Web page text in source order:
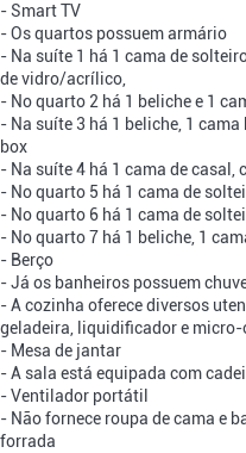
- Smart TV
- Os quartos possuem armário
- Na suíte 1 há 1 cama de
de vidro/acrílico,
- No quarto 2 há 1 beliche e 1
- Na suíte 3 há 1 beliche, 1
box
- Na suíte 4 há 1 cama de casal,
- No quarto 5 há 1 cama de
- No quarto 6 há 1 cama de
- No quarto 7 há 1 beliche, 1
- Berço
- Já os banheiros possuem
- A cozinha oferece diversos
geladeira, liquidificador e micro-
- Mesa de jantar
- A sala está equipada com
- Ventilador portátil
- Não fornece roupa de cama e
forrada